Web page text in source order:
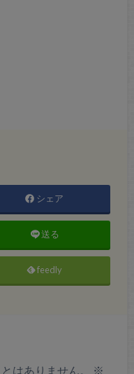
シェア
送る
feedly
はありません。
※